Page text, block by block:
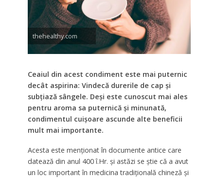
thehealthy.com
Ceaiul din acest condiment este mai puternic
decât aspirina: Vindecă durerile de cap și
subțiază sângele. Deși este cunoscut mai ales
pentru aroma sa puternică și minunată,
condimentul cuișoare ascunde alte beneficii
mult mai importante.
Acesta este menționat în documente antice care
datează din anul 400 î.Hr. și astăzi se știe că a avut
un loc important în medicina tradițională chineză și